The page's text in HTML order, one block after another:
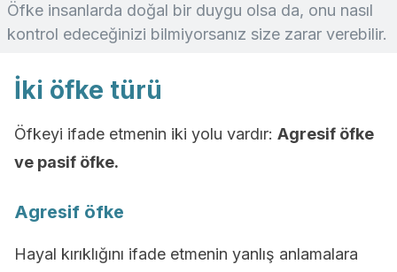
Öfke insanlarda doğal bir duygu olsa da, onu nasıl
kontrol edeceğinizi bilmiyorsanız size zarar verebilir.
İki öfke türü
Öfkeyi ifade etmenin iki yolu vardır: Agresif öfke
ve pasif öfke.
Agresif öfke
Hayal kırıklığını ifade etmenin yanlış anlamalara